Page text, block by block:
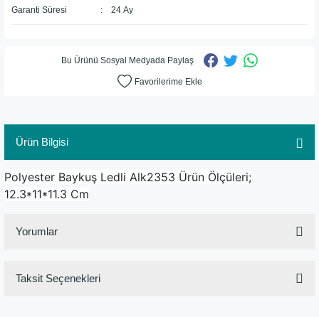
Garanti Süresi 24 Ay
Bu Ürünü Sosyal Medyada Paylaş
Ürün Bilgisi
Polyester Baykuş Ledli Alk2353 Ürün Ölçüleri;
12.3*11*11.3 Cm
Yorumlar
Taksit Seçenekleri